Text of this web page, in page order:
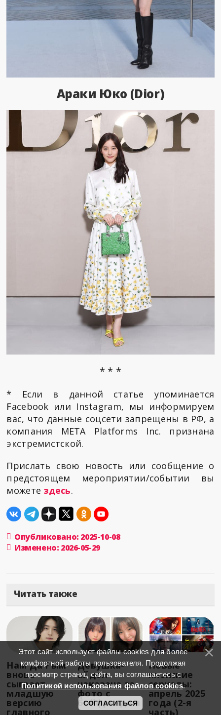
Араки Юко (Dior)
* * *
* Если в данной статье упоминается
Facebook или Instagram, мы информируем
вас, что данные соцсети запрещены в РФ, а
компания META Platforms Inc. признана
экстремистской.
Прислать свою новость или сообщение о
предстоящем мероприятии/событии вы
можете здесь.
Опубликовано: 2025-10-08
Изменено: 2026-05-29
Читать также
Нам Да Рым
вновь
сыграет
младшую
версию
главного
Девушка-
айдол
наказана за
фото с
бойфрендом
Новые
японские
сериалы:
апрель 2025
года (2-я
часть)
Этот сайт использует файлы cookies для более
комфортной работы пользователя. Продолжая
просмотр страниц сайта, вы соглашаетесь с
Политикой использования файлов cookies.
СОГЛАСИТЬСЯ